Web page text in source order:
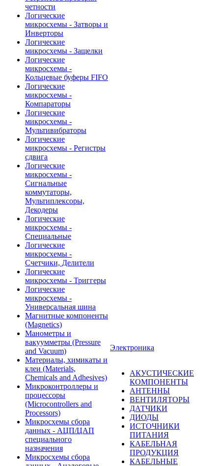
четности
Логические
микросхемы - Затворы и
Инверторы
Логические
микросхемы - Защелки
Логические
микросхемы -
Кольцевые буферы FIFO
Логические
микросхемы -
Компараторы
Логические
микросхемы -
Мультивибраторы
Логические
микросхемы - Регистры
сдвига
Логические
микросхемы -
Сигнальные
коммутаторы,
Мультиплексоры,
Декодеры
Логические
микросхемы -
Специальные
Логические
микросхемы -
Счетчики, Делители
Логические
микросхемы - Триггеры
Логические
микросхемы -
Универсальная шина
Магнитные компоненты
(Magnetics)
Манометры и
вакуумметры (Pressure
and Vacuum)
Материалы, химикаты и
клеи (Materials,
Chemicals and Adhesives)
Микроконтроллеры и
процессоры
(Microcontrollers and
Processors)
Микросхемы сбора
данных - АЦП/ЦАП
специального
назначения
Микросхемы сбора
Электроника
АКУСТИЧЕСКИЕ
КОМПОНЕНТЫ
АНТЕННЫ
ВЕНТИЛЯТОРЫ
ДАТЧИКИ
ДИОДЫ
ИСТОЧНИКИ
ПИТАНИЯ
КАБЕЛЬНАЯ
ПРОДУКЦИЯ
КАБЕЛЬНЫЕ